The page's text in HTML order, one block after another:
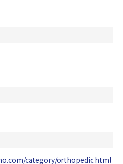
category/orthopedic.html